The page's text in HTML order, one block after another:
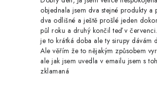
objednala jsem dva stejné produkty a
dva odlišné a ještě prošlé jeden
půl roku a druhý končil teď v
je to krátká doba ale ty sirupy dávám
Ale věřím že to nějakým způsobem
ale jak jsem uvedla v emailu jsem s
zklamaná